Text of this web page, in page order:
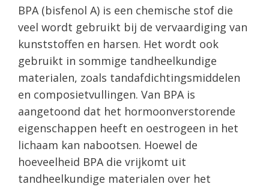
BPA (bisfenol A) is een chemische stof die
veel wordt gebruikt bij de vervaardiging van
kunststoffen en harsen. Het wordt ook
gebruikt in sommige tandheelkundige
materialen, zoals tandafdichtingsmiddelen
en composietvullingen. Van BPA is
aangetoond dat het hormoonverstorende
eigenschappen heeft en oestrogeen in het
lichaam kan nabootsen. Hoewel de
hoeveelheid BPA die vrijkomt uit
tandheelkundige materialen over het